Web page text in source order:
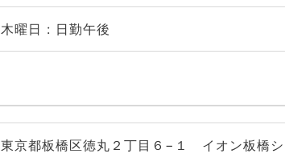
木曜日 : 日勤午後
東京都板橋区徳丸２丁目６−１ イオン板橋